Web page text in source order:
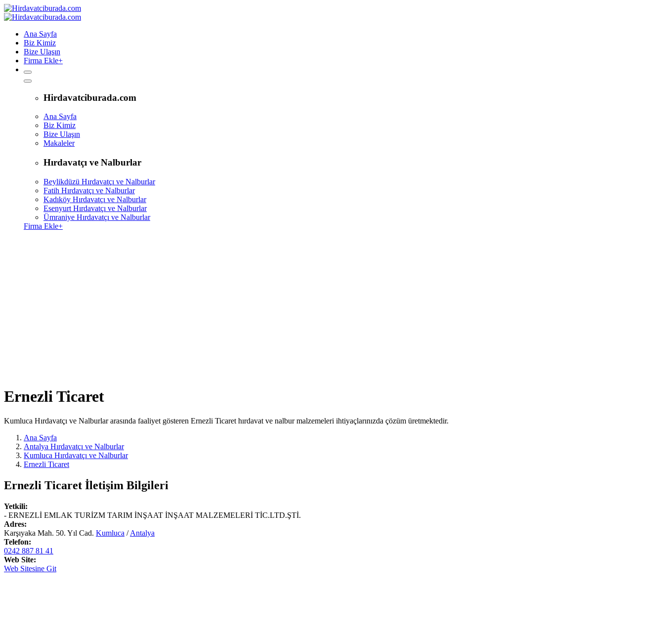
Ana Sayfa
Biz Kimiz
Bize Ulaşın
Firma Ekle+
Hirdavatciburada.com
Ana Sayfa
Biz Kimiz
Bize Ulaşın
Makaleler
Hırdavatçı ve Nalburlar
Beylikdüzü Hırdavatçı ve Nalburlar
Fatih Hırdavatçı ve Nalburlar
Kadıköy Hırdavatçı ve Nalburlar
Esenyurt Hırdavatçı ve Nalburlar
Ümraniye Hırdavatçı ve Nalburlar
Firma Ekle+
Ernezli Ticaret
Kumluca Hırdavatçı ve Nalburlar arasında faaliyet gösteren Ernezli Ticaret hırdavat ve nalbur malzemeleri ihtiyaçlarınızda çözüm üretmektedir.
Ana Sayfa
Antalya Hırdavatçı ve Nalburlar
Kumluca Hırdavatçı ve Nalburlar
Ernezli Ticaret
Ernezli Ticaret İletişim Bilgileri
Yetkili:
- ERNEZLİ EMLAK TURİZM TARIM İNŞAAT İNŞAAT MALZEMELERİ TİC.LTD.ŞTİ.
Adres:
Karşıyaka Mah. 50. Yıl Cad. Kumluca /Antalya
Telefon:
0242 887 81 41
Web Site:
Web Sitesine Git